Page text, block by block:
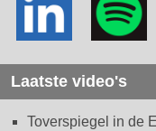
Laatste video's
Toverspiegel in de